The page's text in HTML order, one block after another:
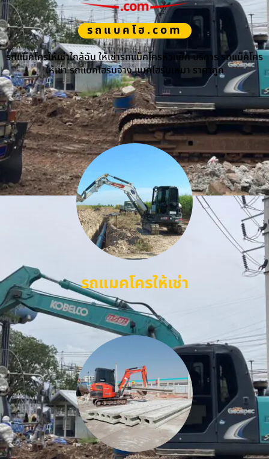
รถแบคโฮ.com
รถแม็คโครให้เช่าใกล้ฉัน ให้เช่ารถแม็คโครหัวแย็ก บริการ รถแม็คโคร
ให้เช่า รถแบคโฮรับจ้าง แบคโฮรับเหมา ราคาถูก
รถแมคโครให้เช่า